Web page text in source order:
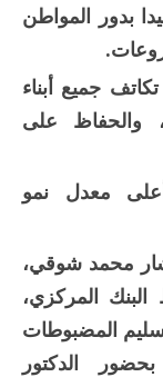
بدور المواطن
جميع أبناء
والحفاظ على
معدل نمو
محمد شوقي،
المركزي،
المضبوطات
الدكتور